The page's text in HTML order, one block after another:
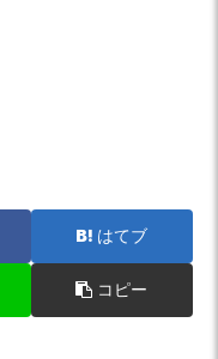
はてブ
コピー